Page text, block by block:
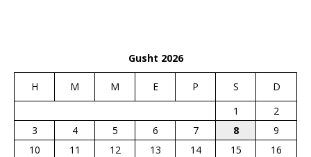
Gusht 2026
H M M E P S
D
1
2
3
4 5 6 7 8
9
10
11 12 13 14 15
16